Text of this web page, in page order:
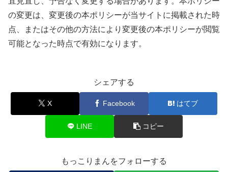
の変更は、変更後の本ポリシーが当サイトに掲載された時
点、またはその他の方法により変更後の本ポリシーが閲覧
可能となった時点で有効になります。
シェアする
X Facebook はてブ
LINE コピー
もっこりまんをフォローする